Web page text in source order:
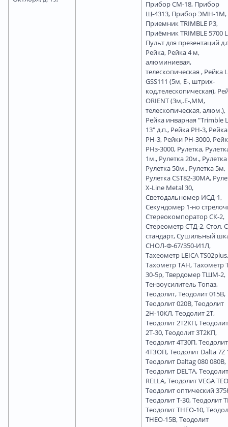
Прибор СМ-18, Прибор
Щ-4313, Прибор ЭМН-1М,
Приемник TRIMBLE P3,
Приёмник TRIMBLE 5700
Пульт для презентаций
Рейка, Рейка 4 м,
алюминиевая,
телескопическая , Рейка
GSS111 (5м, Е-, штрих-
код.телескопическая),
ORIENT (3м,.Е-,ММ,
телескопическая, алюм.),
Рейка инварная "Trimble
13" д.п., Рейка РН-3, Рейка
РН-3, Рейки РН-3000,
РНз-3000, Рулетка,
1м., Рулетка 20м.,
Рулетка 50м., Рулетка 5м,
Рулетка CST82-30MA,
X-Line Metal 30,
Светодальномер ИСД-1,
Секундомер 1-но
Стереокомпоратор СК-2,
Стереометр СТД-2, Стол,
стандарт, Сушильный
СНОЛ-Ф-67/350-И1Л,
Тахеометр LEICA TS02plus,
Тахометр ТАН, Тахометр
30-5р, Твердомер ТШМ-2,
Тензоусилитель Топаз,
Теодолит, Теодолит 015В,
Теодолит 020В, Теодолит
2Н-10КЛ, Теодолит 2Т,
Теодолит 2Т2КП, Теодолит
2Т-30, Теодолит 3Т2КП,
Теодолит 4Т30П, Теодолит
4ТЗОП, Теодолит Dalta 7Z
Теодолит Daltag 080 080B,
Теодолит DELTA, Теодолит
RELLA, Теодолит VEGA
Теодолит оптический
Теодолит Т-30, Теодолит
Теодолит ТНЕО-10,
ТНЕО-15В, Теодолит